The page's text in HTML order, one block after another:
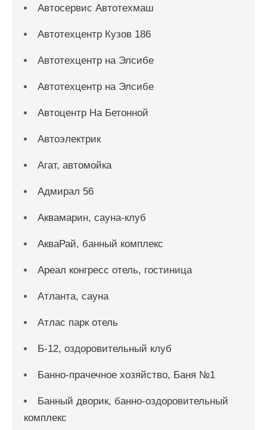
Автосервис Автотехмаш
Автотехцентр Кузов 186
Автотехцентр на Элсибе
Автотехцентр на Элсибе
Автоцентр На Бетонной
Автоэлектрик
Агат, автомойка
Адмирал 56
Аквамарин, сауна-клуб
АкваРай, банный комплекс
Ареал конгресс отель, гостиница
Атланта, сауна
Атлас парк отель
Б-12, оздоровительный клуб
Банно-прачечное хозяйство, Баня №1
Банный дворик, банно-оздоровительный
комплекс